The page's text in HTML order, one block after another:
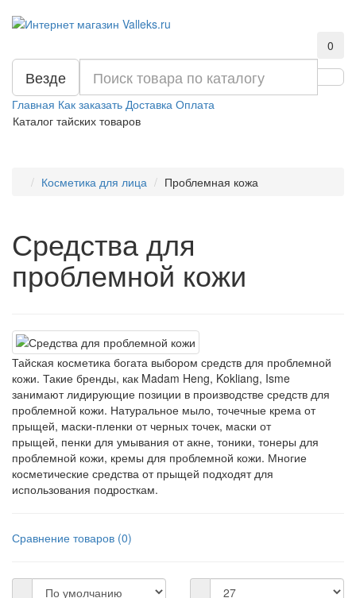
0
Везде
Главная Как заказать Доставка Оплата
Каталог тайских товаров
Косметика для лица Проблемная кожа
Средства для
проблемной кожи
Тайская косметика богата выбором средств для проблемной
кожи. Такие бренды, как Madam Heng, Kokliang, Isme
занимают лидирующие позиции в производстве средств для
проблемной кожи. Натуральное мыло, точечные крема от
прыщей, маски-пленки от черных точек, маски от
прыщей, пенки для умывания от акне, тоники, тонеры для
проблемной кожи, кремы для проблемной кожи. Многие
косметические средства от прыщей подходят для
использования подросткам.
Сравнение товаров (0)